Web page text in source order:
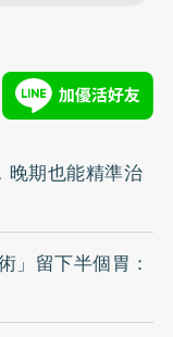
晚期也能精準治
」留下半個胃：